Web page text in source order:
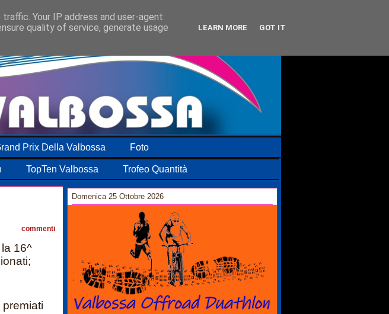
Prix Della Valbossa Foto
TopTen Valbossa Trofeo Quantità
commenti
16^
Domenica 25 Ottobre 2026
Your IP address and user-agent
quality of service, generate usage
LEARN MORE GOT IT